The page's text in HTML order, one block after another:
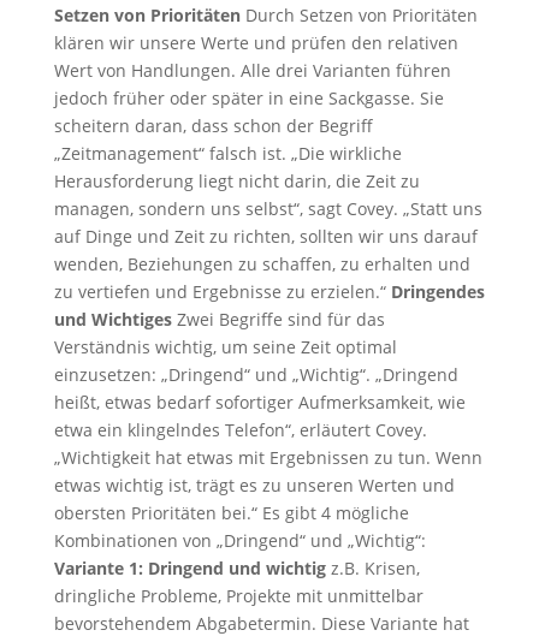
Setzen von Prioritäten Durch Setzen von Prioritäten
klären wir unsere Werte und prüfen den relativen
Wert von Handlungen. Alle drei Varianten führen
jedoch früher oder später in eine Sackgasse. Sie
scheitern daran, dass schon der Begriff
„Zeitmanagement“ falsch ist. „Die wirkliche
Herausforderung liegt nicht darin, die Zeit zu
managen, sondern uns selbst“, sagt Covey. „Statt uns
auf Dinge und Zeit zu richten, sollten wir uns darauf
wenden, Beziehungen zu schaffen, zu erhalten und
zu vertiefen und Ergebnisse zu erzielen.“ Dringendes
und Wichtiges Zwei Begriffe sind für das
Verständnis wichtig, um seine Zeit optimal
einzusetzen: „Dringend“ und „Wichtig“. „Dringend
heißt, etwas bedarf sofortiger Aufmerksamkeit, wie
etwa ein klingelndes Telefon“, erläutert Covey.
„Wichtigkeit hat etwas mit Ergebnissen zu tun. Wenn
etwas wichtig ist, trägt es zu unseren Werten und
obersten Prioritäten bei.“ Es gibt 4 mögliche
Kombinationen von „Dringend“ und „Wichtig“:
Variante 1: Dringend und wichtig z.B. Krisen,
dringliche Probleme, Projekte mit unmittelbar
bevorstehendem Abgabetermin. Diese Variante hat